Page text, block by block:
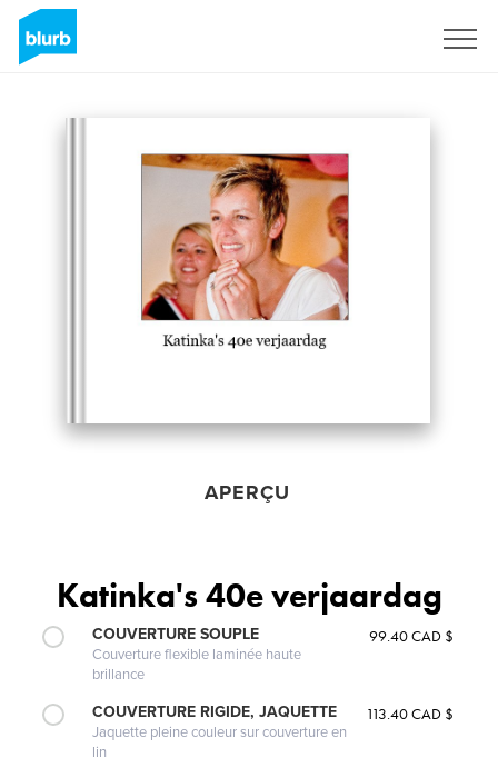
APERÇU
Katinka's 40e verjaardag
COUVERTURE SOUPLE
Couverture flexible laminée haute
brillance
99.40 CAD $
COUVERTURE RIGIDE, JAQUETTE
Jaquette pleine couleur sur couverture en
lin
113.40 CAD $